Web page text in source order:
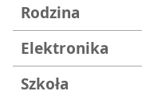
Rodzina
Elektronika
Szkoła